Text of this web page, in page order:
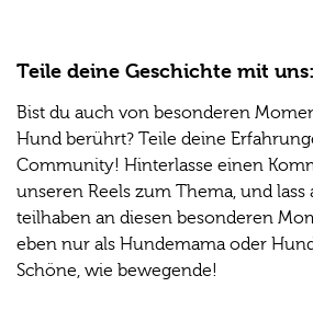
Teile deine Geschichte mit uns:
Bist du auch von besonderen
Hund berührt? Teile deine
Community! Hinterlasse einen
unseren Reels zum Thema, und lass
teilhaben an diesen besonderen
eben nur als Hundemama oder
Schöne, wie bewegende!